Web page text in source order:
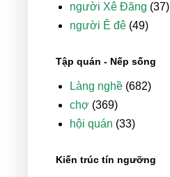
người Xê Đăng (37)
người Ê đê (49)
Tập quán - Nếp sống
Làng nghề (682)
chợ (369)
hội quán (33)
Kiến trúc tín ngưỡng